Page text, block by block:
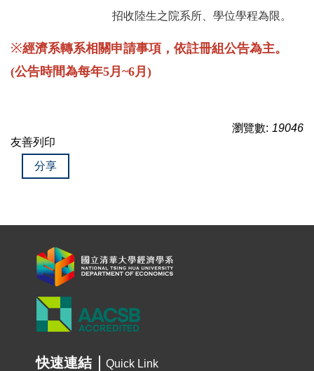
招收陸生之院系所、學位學程為限。
※經濟系轉系相關申請事項，依註冊組公告為主。
(公告時間為每年5月~6月)
瀏覽數: 19046
友善列印
分享
快速連結 Quick Link